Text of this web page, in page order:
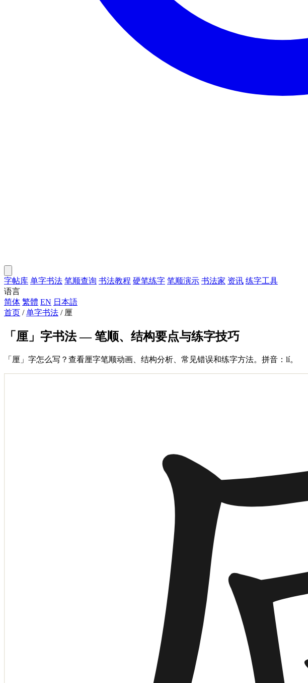
字帖库 单字书法 笔顺查询 书法教程 硬笔练字 笔顺演示 书法家 资讯 练字工具
语言
简体 繁體 EN 日本語
首页 / 单字书法 / 厘
「厘」字书法 — 笔顺、结构要点与练字技巧
「厘」字怎么写？查看厘字笔顺动画、结构分析、常见错误和练字方法。拼音：lí。